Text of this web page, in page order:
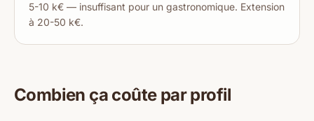
5-10 k€ — insuffisant pour un gastronomique. Extension
à 20-50 k€.
Combien ça coûte par profil